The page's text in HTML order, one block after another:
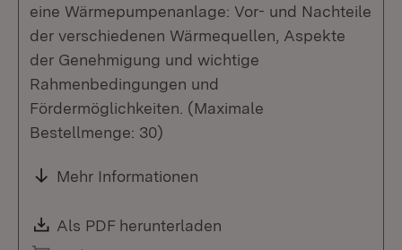
eine Wärmepumpenanlage: Vor- und Nachteile
der verschiedenen Wärmequellen, Aspekte
der Genehmigung und wichtige
Rahmenbedingungen und
Fördermöglichkeiten. (Maximale
Bestellmenge: 30)
Mehr Informationen
Download:
Als PDF herunterladen